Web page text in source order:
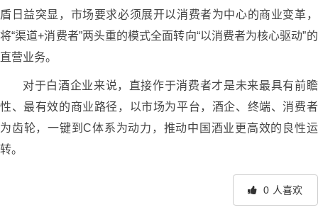
盾日益突显，市场要求必须展开以消费者为中心的商业变革，
将“渠道+消费者”两头重的模式全面转向“以消费者为核心驱动”的
直营业务。
对于白酒企业来说，直接作于消费者才是未来最具有前瞻
性、最有效的商业路径，以市场为平台，酒企、终端、消费者
为齿轮，一键到C体系为动力，推动中国酒业更高效的良性运
转。
0 人喜欢